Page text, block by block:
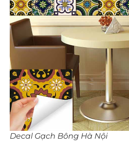
Decal Gạch Bông Hà Nội